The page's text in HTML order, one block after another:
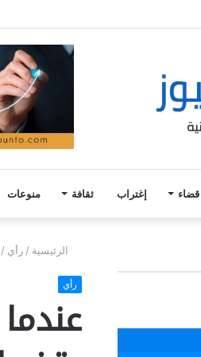
قضاء إغتراب ثقافة منوعات
الرئيسية / رأي /
رأي